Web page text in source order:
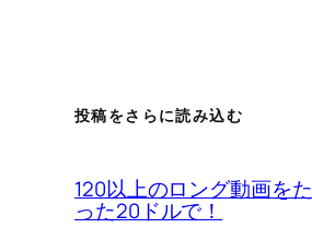
投稿をさらに読み込む
120以上のロング動画をた
った20ドルで！